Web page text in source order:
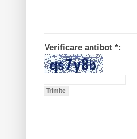
Verificare antibot *: